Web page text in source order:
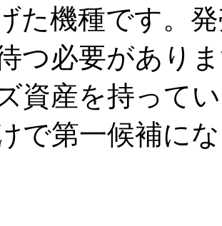
た機種です。
つ必要があり
資産を持って
で第一候補に